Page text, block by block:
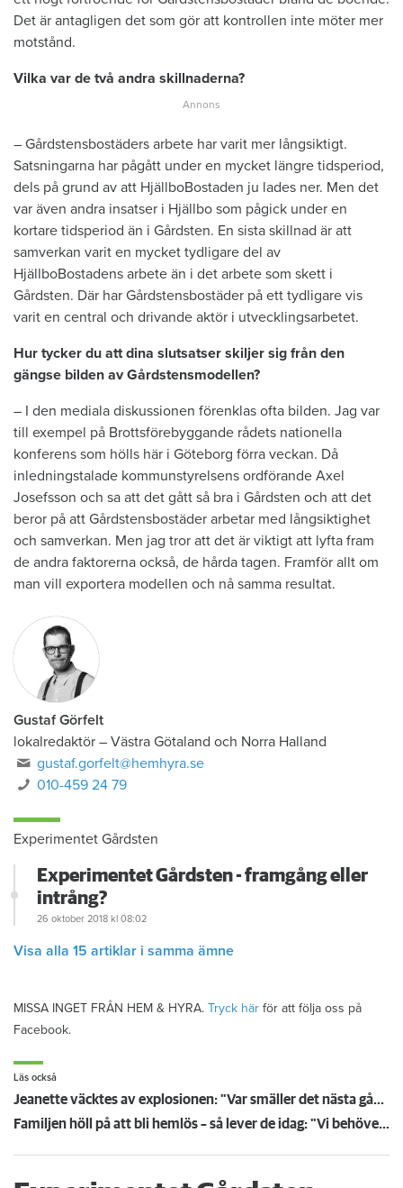
Det är antagligen det som gör att kontrollen inte möter mer
motstånd.
Vilka var de två andra skillnaderna?
– Gårdstensbostäders arbete har varit mer långsiktigt.
Satsningarna har pågått under en mycket längre tidsperiod,
dels på grund av att HjällboBostaden ju lades ner. Men det
var även andra insatser i Hjällbo som pågick under en
kortare tidsperiod än i Gårdsten. En sista skillnad är att
samverkan varit en mycket tydligare del av
HjällboBostadens arbete än i det arbete som skett i
Gårdsten. Där har Gårdstensbostäder på ett tydligare vis
varit en central och drivande aktör i utvecklingsarbetet.
Hur tycker du att dina slutsatser skiljer sig från den
gängse bilden av Gårdstensmodellen?
– I den mediala diskussionen förenklas ofta bilden. Jag var
till exempel på Brottsförebyggande rådets nationella
konferens som hölls här i Göteborg förra veckan. Då
inledningstalade kommunstyrelsens ordförande Axel
Josefsson och sa att det gått så bra i Gårdsten och att det
beror på att Gårdstensbostäder arbetar med långsiktighet
och samverkan. Men jag tror att det är viktigt att lyfta fram
de andra faktorerna också, de hårda tagen. Framför allt om
man vill exportera modellen och nå samma resultat.
Gustaf Görfelt
lokalredaktör – Västra Götaland och Norra Halland
gustaf.gorfelt@hemhyra.se
010-459 24 79
Experimentet Gårdsten
Experimentet Gårdsten - framgång eller
intrång?
26 oktober 2018 kl 08:02
Visa alla 15 artiklar i samma ämne
MISSA INGET FRÅN HEM & HYRA. Tryck här för att följa oss på
Facebook.
Läs också
Jeanette väcktes av explosionen: "Var smäller det nästa gång?"
Familjen höll på att bli hemlös – så lever de idag: "Vi behöver inte vara oroliga längre"